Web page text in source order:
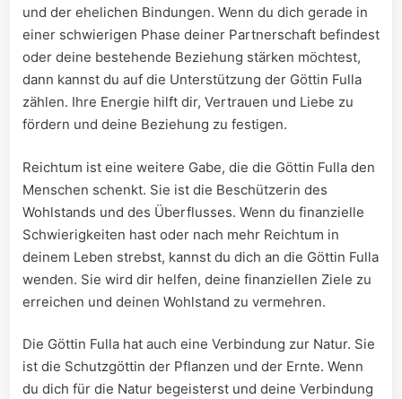
und der ​ehelichen Bindungen. Wenn du dich⁢ gerade in
einer schwierigen​ Phase deiner⁣ Partnerschaft ⁢befindest
oder deine ⁢bestehende Beziehung stärken möchtest,
dann kannst du​ auf die Unterstützung der Göttin Fulla
zählen. Ihre Energie hilft dir, Vertrauen und Liebe ‍zu
‌fördern und deine Beziehung zu festigen.
Reichtum ist eine weitere Gabe, die ​die Göttin Fulla den​
Menschen schenkt. Sie ist die ⁢Beschützerin des
Wohlstands und des ⁢Überflusses. ​Wenn du finanzielle
Schwierigkeiten hast oder nach mehr Reichtum in
deinem ‌Leben strebst, ​kannst du ‍dich an die ​Göttin ⁤Fulla
wenden. Sie wird dir helfen, deine finanziellen Ziele ‌zu
erreichen und deinen Wohlstand‍ zu vermehren.
Die Göttin Fulla hat auch eine Verbindung zur Natur. Sie
ist die Schutzgöttin der Pflanzen und der ⁤Ernte. Wenn​
du dich ⁣für die Natur begeisterst und deine Verbindung